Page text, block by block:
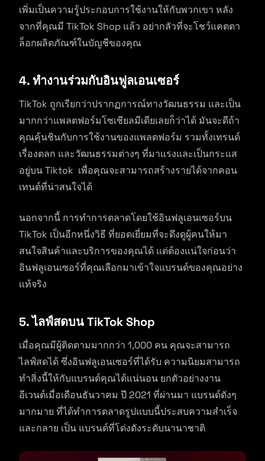
เพิ่มเป็นความรู้ประกอบการใช้งานให้กับพวกเขา หลัง
จากที่คุณมี TikTok Shop แล้ว อย่ากลัวที่จะโชว์แคตตา
ล็อกผลิตภัณฑ์ในบัญชีของคุณ
4. ทำงานร่วมกับอินฟูลเอนเซอร์
TikTok ถูกเรียกว่าปรากฏการณ์ทางวัฒนธรรม และเป็น
มากกว่าแพลตฟอร์มโซเชียลมีเดียเลยก็ว่าได้ มันจะดีถ้า
คุณคุ้นชินกับการใช้งานของแพลตฟอร์ม รวมทั้งเทรนด์
เรื่องตลก และวัฒนธรรมต่างๆ ที่มาแรงและเป็นกระแส
อยู่บน Tiktok เพื่อคุณจะสามารถสร้างรายได้จากคอน
เทนต์ที่น่าสนใจได้
นอกจากนี้ การทำการตลาดโดยใช้อินฟลูเอนเซอร์บน
TikTok เป็นอีกหนึ่งวิธี ที่ยอดเยี่ยมที่จะดึงดูผู้คนให้มา
สนใจสินค้าและบริการของคุณได้ แต่ต้องแน่ใจก่อนว่า
อินฟลูเอนเซอร์ที่คุณเลือกมาเข้าใจแบรนด์ของคุณอย่าง
เเท้จริง
5. ไลฟ์สดบน TikTok Shop
เมื่อคุณมีผู้ติดตามมากกว่า 1,000 คน คุณจะสามารถ
ไลฟ์สดได้ ซึ่งอินฟลูเอนเซอร์ที่ได้รับ ความนิยมสามารถ
ทำสิ่งนี้ให้กับแบรนด์คุณได้แน่นอน ยกตัวอย่างงาน
อีเวนต์เมื่อเดือนธันวาคม ปี 2021 ที่ผ่านมา แบรนด์ดังๆ
มากมาย ที่ได้ทำการตลาดรูปแบบนี้ประสบความสำเร็จ
และกลาย เป็น แบรนด์ที่โด่งดังระดับนานาชาติ